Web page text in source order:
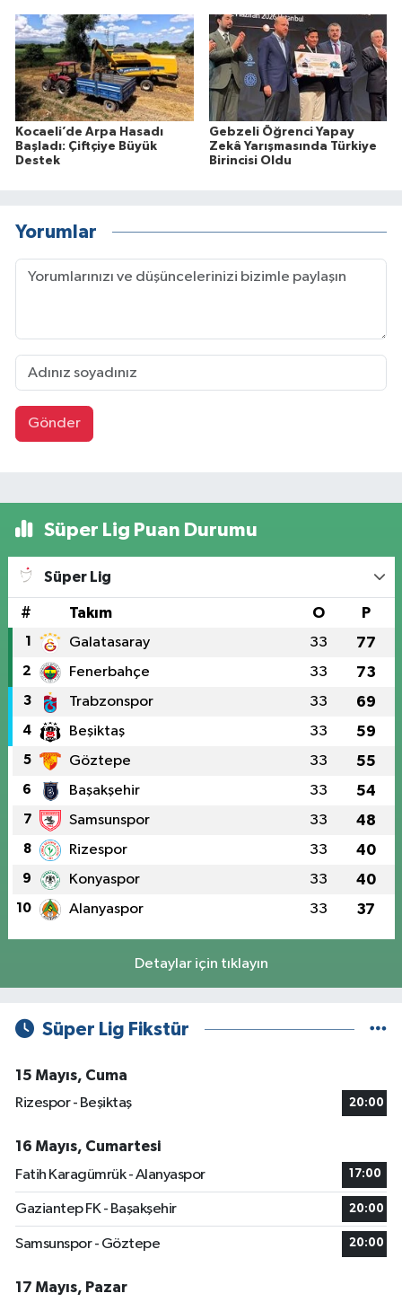
Kocaeli’de Arpa Hasadı
Başladı: Çiftçiye Büyük
Destek
Gebzeli Öğrenci Yapay
Zekâ Yarışmasında Türkiye
Birincisi Oldu
Yorumlar
Gönder
Süper Lig Puan Durumu
Süper Lig
# Takım O P
1 Galatasaray 33 77
2 Fenerbahçe 33 73
3 Trabzonspor 33 69
4 Beşiktaş 33 59
5 Göztepe 33 55
6 Başakşehir 33 54
7 Samsunspor 33 48
8 Rizespor 33 40
9 Konyaspor 33 40
10 Alanyaspor 33 37
Detaylar için tıklayın
Süper Lig Fikstür
15 Mayıs, Cuma
Rizespor - Beşiktaş
20:00
16 Mayıs, Cumartesi
Fatih Karagümrük - Alanyaspor
17:00
Gaziantep FK - Başakşehir 20:00
Samsunspor - Göztepe 20:00
17 Mayıs, Pazar